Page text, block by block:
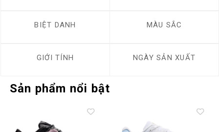
BIỆT DANH MÀU SẮC
GIỚI TÍNH NGÀY SẢN XUẤT
Sản phẩm nổi bật